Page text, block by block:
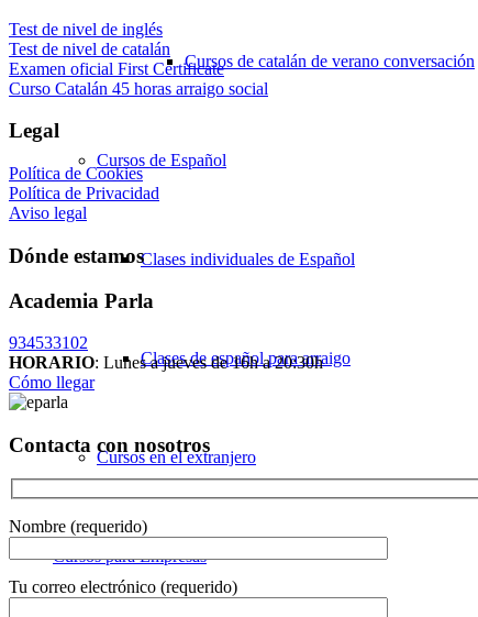
Cursos de catalán de verano conversación
Cursos de Español
Clases individuales de Español
Clases de español para arraigo
Cursos en el extranjero
Cursos para Empresas
Test de nivel de inglés
Test de nivel de catalán
Examen oficial First Certificate
Curso Catalán 45 horas arraigo social
Legal
Política de Cookies
Política de Privacidad
Aviso legal
Dónde estamos
Academia Parla
934533102
HORARIO: Lunes a jueves de 16h a 20:30h
Cómo llegar
Contacta con nosotros
Nombre (requerido)
Tu correo electrónico (requerido)